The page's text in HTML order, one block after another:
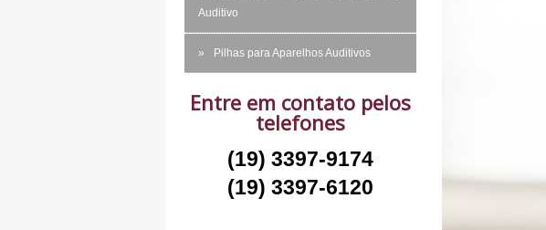
Auditivo
Pilhas para Aparelhos Auditivos
Entre em contato pelos
telefones
(19) 3397-9174
(19) 3397-6120